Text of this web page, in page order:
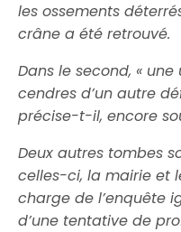
les ossements
crâne a été retrouvé.
Dans le second, «
cendres d’un autre
précise-t-il, encore
Deux autres tombes
celles-ci, la mairie et
charge de l’enquête
d’une tentative de